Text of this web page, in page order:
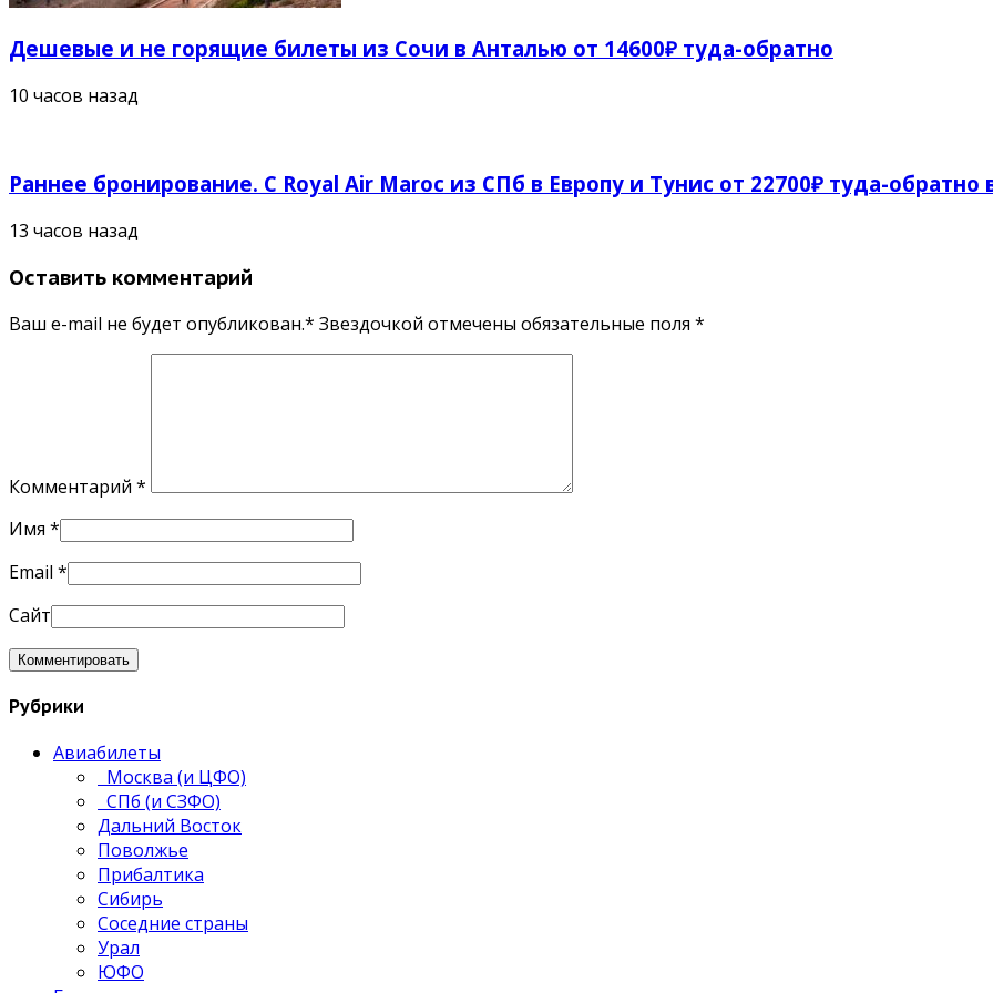
Дешевые и не горящие билеты из Сочи в Анталью от 14600₽ туда-обратно
10 часов назад
Раннее бронирование. С Royal Air Maroc из СПб в Европу и Тунис от 22700₽ туда-обратно
13 часов назад
Оставить комментарий
Ваш e-mail не будет опубликован.* Звездочкой отмечены обязательные поля *
Комментарий *
Имя *
Email *
Сайт
Рубрики
Авиабилеты
Москва (и ЦФО)
СПб (и СЗФО)
Дальний Восток
Поволжье
Прибалтика
Сибирь
Соседние страны
Урал
ЮФО